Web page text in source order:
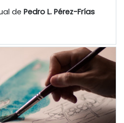
de Pedro L. Pérez-Frías